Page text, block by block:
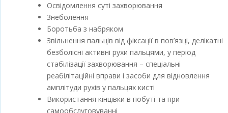
Освідомлення суті захворювання
Знеболення
Боротьба з набряком
Звільнення пальців від фіксації в пов’язці, делікатні
безболісні активні рухи пальцями, у період
стабілізації захворювання – спеціальні
реабілітаційні вправи і засоби для відновлення
амплітуди рухів у пальцях кисті
Використання кінцівки в побуті та при
самообслуговуванні